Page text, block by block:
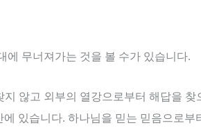
에 무너져가는 것을 볼 수가 있습니다.
않고 외부의 열강으로부터 해답을 찾
에 있습니다.하나님을 믿는 믿음으로부